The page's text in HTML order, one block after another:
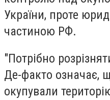
України, проте
частиною РФ.
"Потрібно
Де-факто означає,
окупували